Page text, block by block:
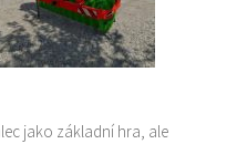
jako základní hra, ale